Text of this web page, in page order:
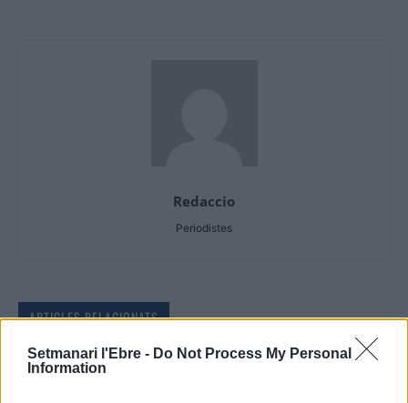
Setmanari l'Ebre - Do Not Process My Personal
Information
Redaccio
Periodistes
ARTICLES RELACIONATS
Vuit platges i tres ports de la costa de l’Ebre